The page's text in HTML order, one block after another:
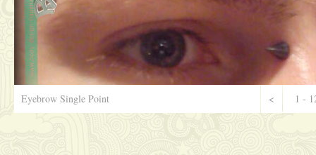
Eyebrow Single Point 1 -
<